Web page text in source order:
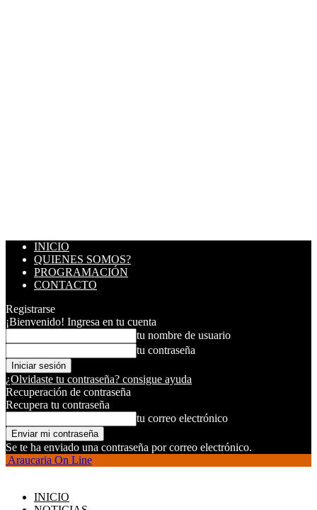
INICIO
QUIENES SOMOS?
PROGRAMACIÓN
CONTACTO
Registrarse
¡Bienvenido! Ingresa en tu cuenta
tu nombre de usuario
tu contraseña
¿Olvidaste tu contraseña? consigue ayuda
Recuperación de contraseña
Recupera tu contraseña
tu correo electrónico
Se te ha enviado una contraseña por correo electrónico.
Araucaria On Line
INICIO